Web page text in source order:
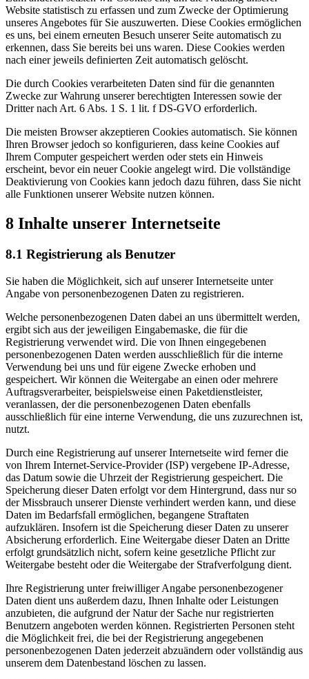
Website statistisch zu erfassen und zum Zwecke der Optimierung
unseres Angebotes für Sie auszuwerten. Diese Cookies ermöglichen
es uns, bei einem erneuten Besuch unserer Seite automatisch zu
erkennen, dass Sie bereits bei uns waren. Diese Cookies werden
nach einer jeweils definierten Zeit automatisch gelöscht.
Die durch Cookies verarbeiteten Daten sind für die genannten
Zwecke zur Wahrung unserer berechtigten Interessen sowie der
Dritter nach Art. 6 Abs. 1 S. 1 lit. f DS-GVO erforderlich.
Die meisten Browser akzeptieren Cookies automatisch. Sie können
Ihren Browser jedoch so konfigurieren, dass keine Cookies auf
Ihrem Computer gespeichert werden oder stets ein Hinweis
erscheint, bevor ein neuer Cookie angelegt wird. Die vollständige
Deaktivierung von Cookies kann jedoch dazu führen, dass Sie nicht
alle Funktionen unserer Website nutzen können.
8 Inhalte unserer Internetseite
8.1 Registrierung als Benutzer
Sie haben die Möglichkeit, sich auf unserer Internetseite unter
Angabe von personenbezogenen Daten zu registrieren.
Welche personenbezogenen Daten dabei an uns übermittelt werden,
ergibt sich aus der jeweiligen Eingabemaske, die für die
Registrierung verwendet wird. Die von Ihnen eingegebenen
personenbezogenen Daten werden ausschließlich für die interne
Verwendung bei uns und für eigene Zwecke erhoben und
gespeichert. Wir können die Weitergabe an einen oder mehrere
Auftragsverarbeiter, beispielsweise einen Paketdienstleister,
veranlassen, der die personenbezogenen Daten ebenfalls
ausschließlich für eine interne Verwendung, die uns zuzurechnen ist,
nutzt.
Durch eine Registrierung auf unserer Internetseite wird ferner die
von Ihrem Internet-Service-Provider (ISP) vergebene IP-Adresse,
das Datum sowie die Uhrzeit der Registrierung gespeichert. Die
Speicherung dieser Daten erfolgt vor dem Hintergrund, dass nur so
der Missbrauch unserer Dienste verhindert werden kann, und diese
Daten im Bedarfsfall ermöglichen, begangene Straftaten
aufzuklären. Insofern ist die Speicherung dieser Daten zu unserer
Absicherung erforderlich. Eine Weitergabe dieser Daten an Dritte
erfolgt grundsätzlich nicht, sofern keine gesetzliche Pflicht zur
Weitergabe besteht oder die Weitergabe der Strafverfolgung dient.
Ihre Registrierung unter freiwilliger Angabe personenbezogener
Daten dient uns außerdem dazu, Ihnen Inhalte oder Leistungen
anzubieten, die aufgrund der Natur der Sache nur registrierten
Benutzern angeboten werden können. Registrierten Personen steht
die Möglichkeit frei, die bei der Registrierung angegebenen
personenbezogenen Daten jederzeit abzuändern oder vollständig aus
unserem dem Datenbestand löschen zu lassen.